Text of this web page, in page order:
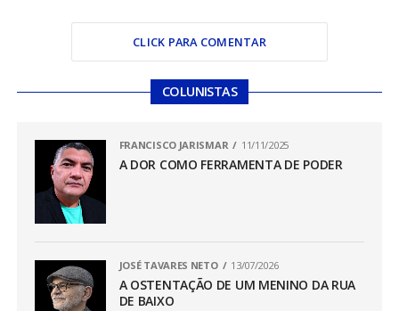
CLICK PARA COMENTAR
COLUNISTAS
FRANCISCO JARISMAR 11/11/2025
A DOR COMO FERRAMENTA DE PODER
JOSÉ TAVARES NETO 13/07/2026
A OSTENTAÇÃO DE UM MENINO DA RUA
DE BAIXO